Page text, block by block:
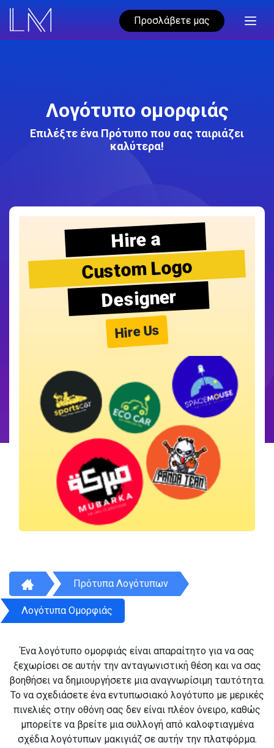
Προσλάβετε μας
Λογότυπο ομορφιάς
Επιλέξτε ένα Πρότυπο που σας ταιριάζει
καλύτερα!
Hire a
Custom Logo
Designer
Hire Us
Πρότυπα Λογότυπων
Λογότυπα Ομορφιάς
Ένα λογότυπο ομορφιάς είναι απαραίτητο για να σας
ξεχωρίσει σε αυτήν την ανταγωνιστική θέση και να σας
βοηθήσει να δημιουργήσετε μια αναγνωρίσιμη ταυτότητα.
Το να σχεδιάσετε ένα εντυπωσιακό λογότυπο με μερικές
πινελιές στην οθόνη σας δεν είναι πλέον όνειρο, καθώς
μπορείτε να βρείτε μια συλλογή από καλοφτιαγμένα
σχέδια λογότυπων μακιγιάζ σε αυτήν την πλατφόρμα.